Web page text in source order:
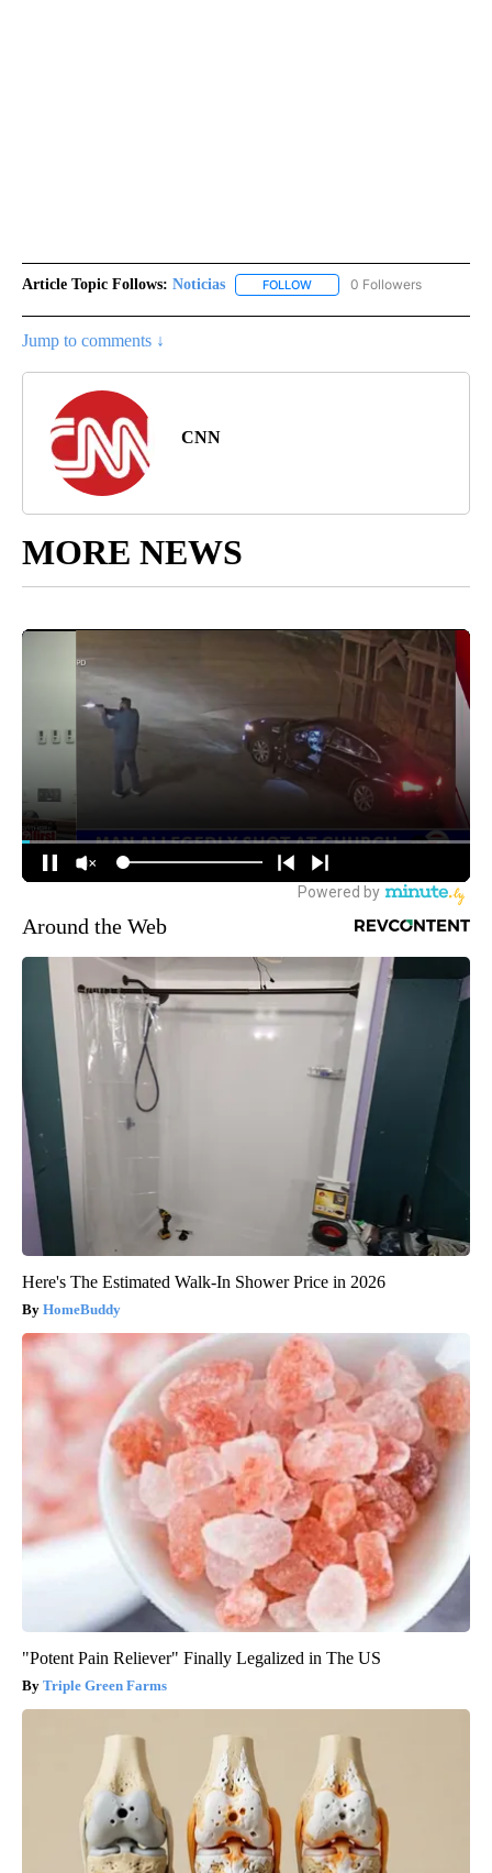
Article Topic Follows: Noticias FOLLOW FOLLOW "NOTICIAS" TO
0 Followers
Jump to comments ↓
CNN
MORE NEWS
Around the Web
Here's The Estimated Walk-In Shower Price in 2026
HomeBuddy
"Potent Pain Reliever" Finally Legalized in The US
Triple Green Farms